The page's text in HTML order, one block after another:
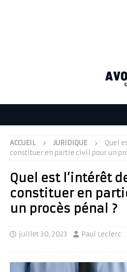
ACCUEIL JURIDIQUE
Quel
constituer en partie civil pour un
Quel est l’intérêt
constituer en
un procès pénal ?
juillet 30, 2023 Paul Leclerc